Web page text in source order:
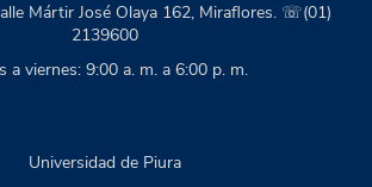
Mártir José Olaya 162, Miraflores. ☏(01)
2139600
a viernes: 9:00 a. m. a 6:00 p. m.
Universidad de Piura